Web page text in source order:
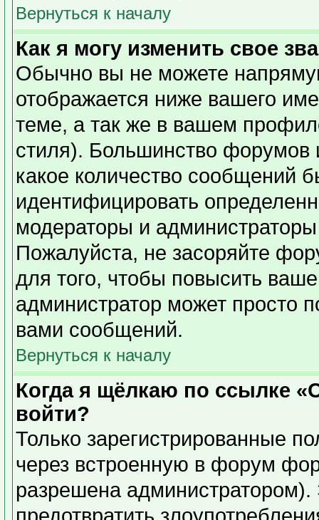
Вернуться к началу
Как я могу изменить свое
Обычно вы не можете
отображается ниже вашего
теме, а так же в вашем
стиля). Большинство форумов
какое количество сообщений
идентифицировать
модераторы и
Пожалуйста, не засоряйте
для того, чтобы повысить
администратор может просто
вами сообщений.
Вернуться к началу
Когда я щёлкаю по ссылке
войти?
Только зарегистрированные
через встроенную в форум
разрешена